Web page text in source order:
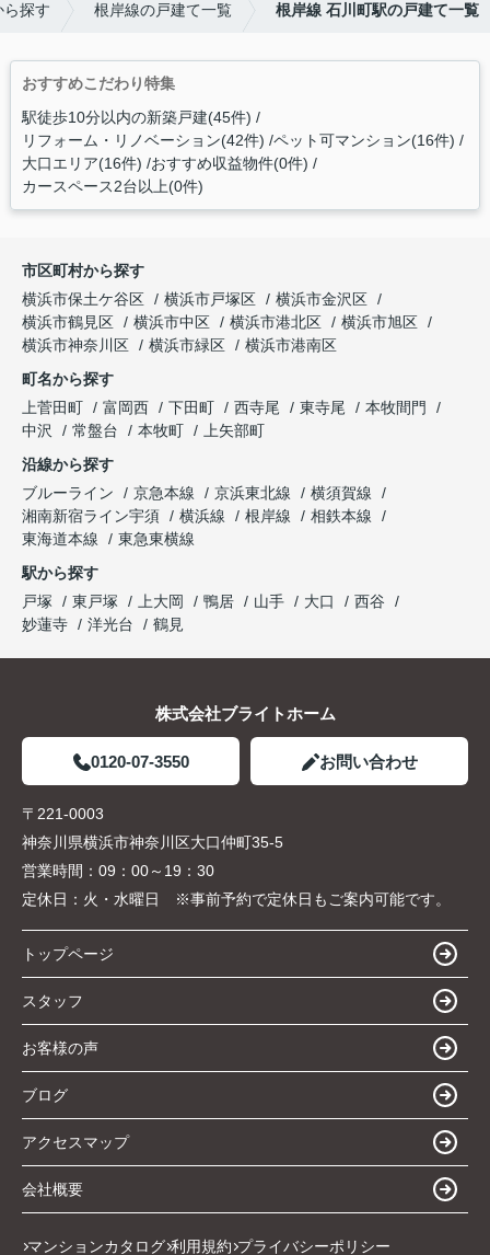
ら探す 根岸線の戸建て一覧 根岸線 石川町駅の戸建て一覧
おすすめこだわり特集
駅徒歩10分以内の新築戸建(45件)
リフォーム・リノベーション(42件) ペット可マンション(16件)
大口エリア(16件) おすすめ収益物件(0件)
カースペース2台以上(0件)
市区町村から探す
横浜市保土ケ谷区
横浜市戸塚区
横浜市金沢区
横浜市鶴見区
横浜市中区 横浜市港北区
横浜市旭区
横浜市神奈川区
横浜市緑区
横浜市港南区
町名から探す
上菅田町
富岡西 下田町 西寺尾 東寺尾
本牧間門
中沢
常盤台 本牧町
上矢部町
沿線から探す
ブルーライン
京急本線 京浜東北線
横須賀線
湘南新宿ライン宇須
横浜線 根岸線
相鉄本線
東海道本線
東急東横線
駅から探す
戸塚
東戸塚 上大岡 鴨居 山手 大口
西谷
妙蓮寺
洋光台 鶴見
株式会社ブライトホーム
0120-07-3550 お問い合わせ
〒221-0003
神奈川県横浜市神奈川区大口仲町35-5
営業時間： 09：00～19：30
定休日： 火・水曜日 ※事前予約で定休日もご案内可能です。
トップページ
スタッフ
お客様の声
ブログ
アクセスマップ
会社概要
マンションカタログ 利用規約 プライバシーポリシー